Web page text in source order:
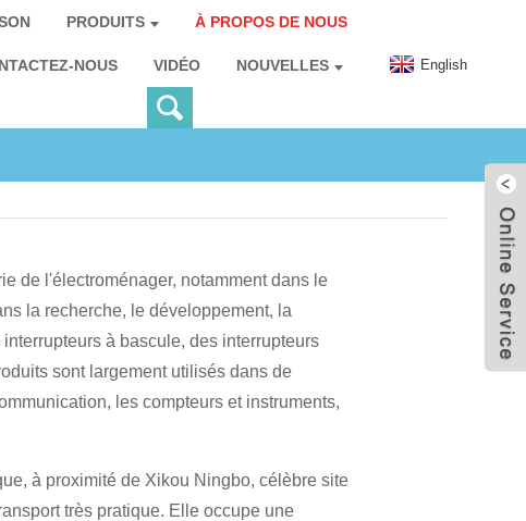
PRODUITS À PROPOS DE NOUS
NOUS VIDÉO NOUVELLES English
de l'électroménager, notamment dans le
la recherche, le développement, la
à bascule, des interrupteurs
sont largement utilisés dans de
les compteurs et instruments,
à proximité de Xikou Ningbo, célèbre site
très pratique. Elle occupe une